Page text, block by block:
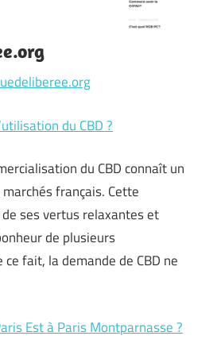
du CBD ?
du CBD connaît un
français. Cette
ses vertus relaxantes et
de plusieurs
fait, la demande de CBD ne
Est à Paris Montparnasse ?